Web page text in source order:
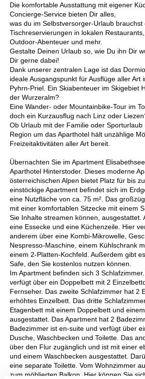
Die komfortable Ausstattung mit eigener
Concierge-Service bieten Dir alles,
was du im Selbstversorger-Urlaub brauchst
Tischreservierungen in lokalen
Outdoor-Abenteuer und mehr.
Gestalte Deinen Urlaub so, wie Du ihn Dir
Dir gerne dabei!
Dank unserer zentralen Lage ist das
ideale Ausgangspunkt für Ausflüge aller Art
Pyhrn-Priel. Ein Skiabenteuer im Skigebiet
der Wurzeralm?
Eine Wander- oder Mountainbike-Tour im
doch ein Kurzausflug nach Linz oder
Ob Urlaub mit der Familie oder
Region um das Aparthotel hält unzählige
Freizeitaktivitäten aller Art bereit.
Übernachten Sie im Apartment
Aparthotel Hinterstoder. Dieses moderne
österreichischen Alpen bietet Platz für bis
einstöckige Apartment befindet sich im
eine Nutzfläche von ca. 75 m². Das
mit einer komfortablen Sitzecke mit einem
Sie Inhalte streamen können, ausgestattet.
eine Essecke und eine Küchenzeile. Hier
anderem über eine Kombi-Mikrowelle,
Nespresso-Maschine, einem Kühlschrank
einem 2-Platten-Kochfeld. Außerdem gibt
Safe, den Sie kostenlos nutzen können.
Im Apartment befinden sich 3
verfügt über ein Doppelbett mit 2
Fernseher. Das zweite Schlafzimmer hat 2
erhöhtes Einzelbett. Das dritte
Etagenbett mit einem Doppelbett und
ausgestattet. Das Apartment hat 2
Badezimmer ist en-suite und verfügt über
Dusche, Waschbecken und Toilette. Das
über den Flur zugänglich und ist mit einer
und einem Waschbecken ausgestattet.
eine separate Toilette. Vom Wohnzimmer
zum möblierten Balkon. Hier können Sie